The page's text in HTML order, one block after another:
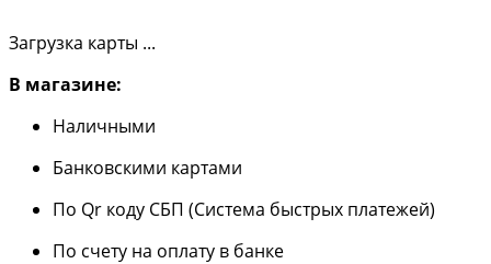
Загрузка карты ...
В магазине:
Наличными
Банковскими картами
По Qr коду СБП (Система быстрых платежей)
По счету на оплату в банке